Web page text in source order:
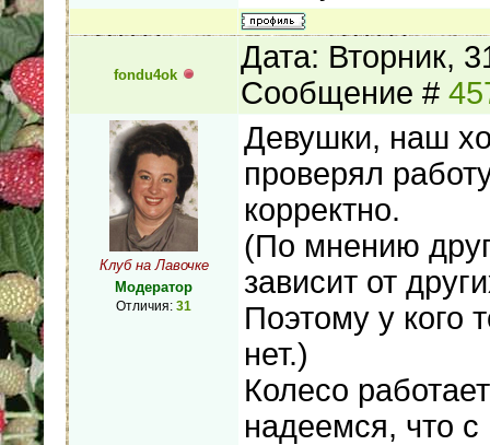
fondu4ok
Дата: Вторник,
Сообщение #
Клуб на Лавочке
Модератор
Отличия: 31
Девушки, наш
проверял
корректно.
(По мнению
зависит от
Поэтому у кого
нет.)
Колесо
надеемся, что